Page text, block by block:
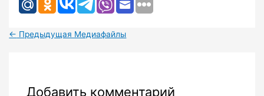
← Предыдущая Медиафайлы
Добавить комментарий